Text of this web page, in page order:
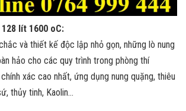
lít 1600 oC:
và thiết kế độc lập nhỏ gọn, những lò nung
hảo cho các quy trình trong phòng thí
xác cao nhất, ứng dụng nung quặng, thiêu
thủy tinh, Kaolin…